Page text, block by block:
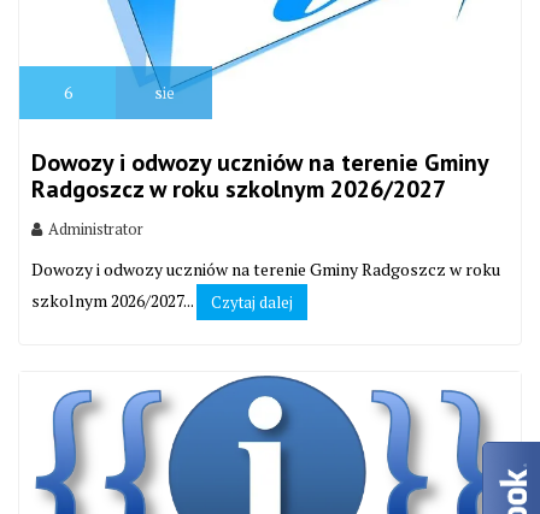
6 sie
Dowozy i odwozy uczniów na terenie Gminy
Radgoszcz w roku szkolnym 2026/2027
Administrator
Dowozy i odwozy uczniów na terenie Gminy Radgoszcz w roku
szkolnym 2026/2027...
Czytaj dalej